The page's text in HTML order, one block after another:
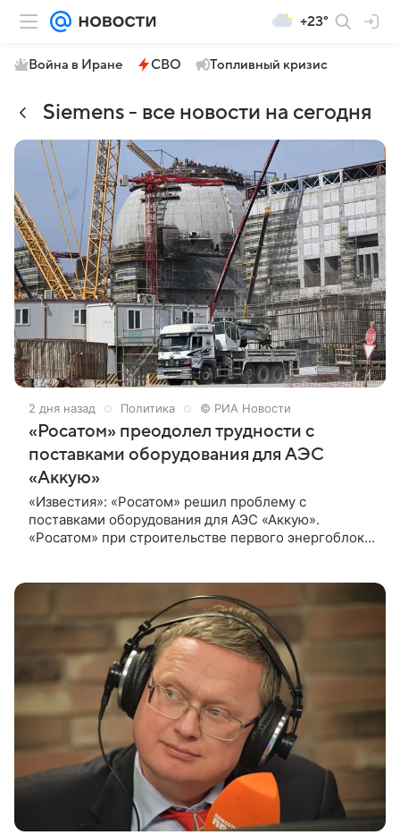
+23°
Война в Иране СВО Топливный кризис
Siemens - все новости на сегодня
2 дня назад Политика © РИА Новости
«Росатом» преодолел трудности с
поставками оборудования для АЭС
«Аккую»
«Известия»: «Росатом» решил проблему с
поставками оборудования для АЭС «Аккую».
«Росатом» при строительстве первого энергоблока
«Известия» в госкорпорации.